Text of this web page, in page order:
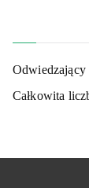
Całkowita